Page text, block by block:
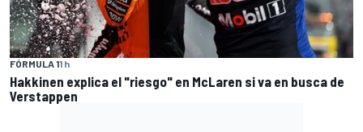
FÓRMULA 11 h
Hakkinen explica el "riesgo" en McLaren si va en busca de
Verstappen